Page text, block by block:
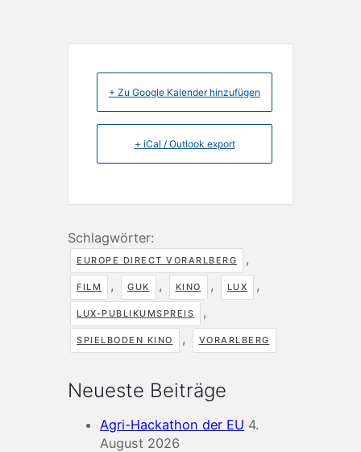
+ Zu Google Kalender hinzufügen
+ iCal / Outlook export
Schlagwörter:
EUROPE DIRECT VORARLBERG ,
FILM , GUK , KINO , LUX ,
LUX-PUBLIKUMSPREIS ,
SPIELBODEN KINO , VORARLBERG
Neueste Beiträge
Agri-Hackathon der EU 4.
August 2026